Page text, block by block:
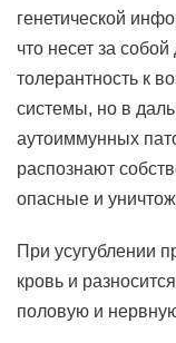
генетической
что несет за
толерантность к
системы, но в
аутоиммунных
распознают
опасные и
При усугублении
кровь и
половую и